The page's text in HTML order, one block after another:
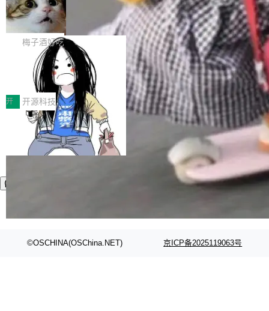
有云模型能够满足快速试用和效率提升的需求。
但对于金融、能源、医疗等对数据安全要求较...
让AI用起来，还要进一步看清混合算力时代下，
Token花在哪里、算力是否被充分利用，以及持
续增长的AI成本该如何优化。 深信服AI算力网关
正是围绕这些实际问题，从Token治理和成本治
理两个方面，让用户的每一份算力都看得清、管
得住、用得稳、省得下、更安全！ 一、从现在开
始，Token使用一目...
ean 在 Google 工作了 27 年后，宣布离职。 他
不是一个人走。一同离开的还有 Sanjay Ghema
wat（Google 员工编号 23，Jeff Dean 二十多
年的编程搭档，MapReduce 和 Bigtable 的共同
作者）、Quoc Le（Google 大脑核心成员，Se
q2Seq 和 DocAI 的共同发明人）以及 Oriol Vin
yals（Gemini 联合负责人，AlphaSta...
🔥 SolonCode v2026.8.4 发布：界面
字体可调、22 种语言、记忆搜索增强
打开终端就能上岗的全中文编码智能体，这一轮
把「看得清、用母语、记得住」三件事一次补
齐。 SolonCode 是什么 SolonCode 是杭州无
耳科技研发的企业级终端编码智能体——一位全
中文驱动的数字员工，自主理解需求、规划步
骤、编写代码。不挑模型、不挑平台，curl 一行
装完即用。 开源地址：Gitee · GitCode · GitHu
b 安装 支持 Java 8+（8~26）、macOS / Linu
x / Windows / Harmony PC。 # macOS / Linu
x / Harmony PC curl -fsSL https://solon.noea
梅子酒好吃
让“代码语义理解”深度释放AI Coding
价值潜能：华为云码道（CodeArts）
代码仓技术解析
一、代码仓深度理解技术的作用与价值 在软件工
程实践中，代码仓是企业核心知识资产的主要载
体。企业级代码仓库通常包含数十万乃至数百万
个文件，其规模远超单次模型调用可承载的上下
文窗口。随着项目规模的持续扩张与代码历史的
不断累积，代码仓中的模块关系、接口契约、业
务逻辑等关键信息往往分散于数十乃至数百个文
件之中，形成高度复杂的知识关联网络。传统的
理解大规模代码仓时面临显著"代码仓理解"瓶
开 开源科技
©OSCHINA(OSChina.NET) 京ICP备2025119063号